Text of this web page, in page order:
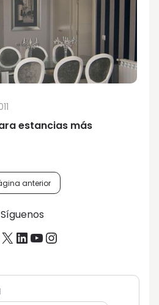
estancias más
Navegación
entradas
anterior
Síguenos
X LinkedIn
YouTube
Instagram